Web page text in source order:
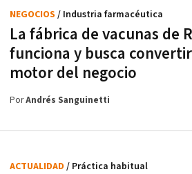
La fábrica de vacunas de
funciona y busca
motor del negocio
NEGOCIOS / Industria farmacéutica
PorAndrés Sanguinetti
ACTUALIDAD / Práctica habitual